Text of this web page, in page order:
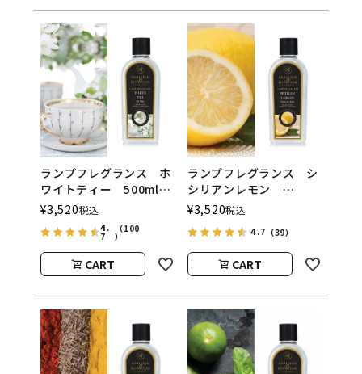
ランプフレグランス ホ
ワイトティー 500ml
フレグランスランプ用オ
イル
ASHLEIGH&BURWOOD
（アシュレイアンドバー
ウッド）
¥3,520税込
4.
7
（100
）
CART
ランプフレグランス シ
シリアンレモン
500ml フレグランスラ
ンプ用オイル
ASHLEIGH&BURWOOD
（アシュレイアンドバー
ウッド）
¥3,520税込
4.7 （39）
CART